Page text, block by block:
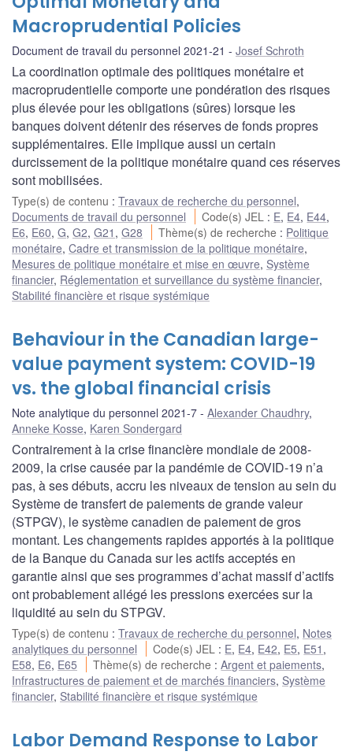
Macroprudential Policies
Document de travail du personnel 2021-21 Josef Schroth
La coordination optimale des politiques monétaire et
macroprudentielle comporte une pondération des risques
plus élevée pour les obligations (sûres) lorsque les
banques doivent détenir des réserves de fonds propres
supplémentaires. Elle implique aussi un certain
durcissement de la politique monétaire quand ces réserves
sont mobilisées.
Type(s) de contenu : Travaux de recherche du personnel,
Documents de travail du personnel
Code(s) JEL : E, E4, E44,
E6, E60, G, G2, G21 , G28 Thème(s) de recherche : Politique
monétaire, Cadre et transmission de la politique monétaire,
Mesures de politique monétaire et mise en œuvre, Système
financier, Réglementation et surveillance du système financier,
Stabilité financière et risque systémique
Behaviour in the Canadian large-
value payment system: COVID-19
vs. the global financial crisis
Note analytique du personnel 2021-7 Alexander Chaudhry,
Anneke Kosse, Karen Sondergard
Contrairement à la crise financière mondiale de 2008-
2009, la crise causée par la pandémie de COVID-19 n’a
pas, à ses débuts, accru les niveaux de tension au sein du
Système de transfert de paiements de grande valeur
(STPGV), le système canadien de paiement de gros
montant. Les changements rapides apportés à la politique
de la Banque du Canada sur les actifs acceptés en
garantie ainsi que ses programmes d’achat massif d’actifs
ont probablement allégé les pressions exercées sur la
liquidité au sein du STPGV.
Type(s) de contenu : Travaux de recherche du personnel, Notes
analytiques du personnel
Code(s) JEL : E, E4, E42, E5, E51 ,
E58, E6, E65 Thème(s) de recherche :Argent et paiements,
Infrastructures de paiement et de marchés financiers, Système
financier, Stabilité financière et risque systémique
Labor Demand Response to Labor